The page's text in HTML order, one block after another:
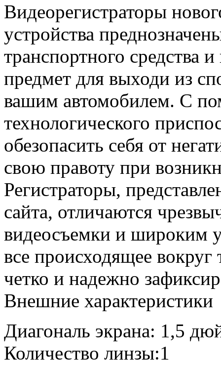
Видеорегистраторы
устройства
транспортного средства
предмет для выходи из
вашим автомобилем. С
технологического
обезопасить себя от
свою правоту при
Регистраторы,
сайта, отличаются
видеосъемки и широким
все происходящее вокруг
четко и надежно
Внешние характеристики
Диагональ экрана: 1,5
Количество линзы:1